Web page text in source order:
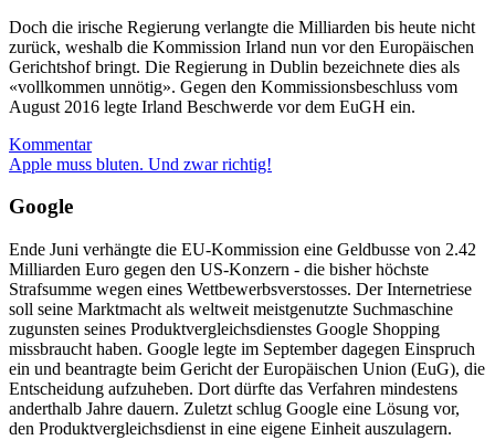
Doch die irische Regierung verlangte die Milliarden bis heute nicht
zurück, weshalb die Kommission Irland nun vor den Europäischen
Gerichtshof bringt. Die Regierung in Dublin bezeichnete dies als
«vollkommen unnötig». Gegen den Kommissionsbeschluss vom
August 2016 legte Irland Beschwerde vor dem EuGH ein.
Kommentar
Apple muss bluten. Und zwar richtig!
Google
Ende Juni verhängte die EU-Kommission eine Geldbusse von 2.42
Milliarden Euro gegen den US-Konzern - die bisher höchste
Strafsumme wegen eines Wettbewerbsverstosses. Der Internetriese
soll seine Marktmacht als weltweit meistgenutzte Suchmaschine
zugunsten seines Produktvergleichsdienstes Google Shopping
missbraucht haben. Google legte im September dagegen Einspruch
ein und beantragte beim Gericht der Europäischen Union (EuG), die
Entscheidung aufzuheben. Dort dürfte das Verfahren mindestens
anderthalb Jahre dauern. Zuletzt schlug Google eine Lösung vor,
den Produktvergleichsdienst in eine eigene Einheit auszulagern.